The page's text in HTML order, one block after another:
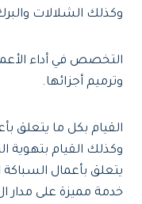
وكذلك الشلالات
التخصص في أداء
وترميم أجزائها.
القيام بكل ما
وكذلك القيام
يتعلق بأعمال
خدمة مميزة على مدار ال 24